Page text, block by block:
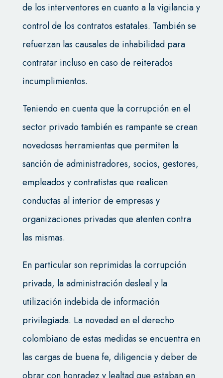
de los interventores en cuanto a la vigilancia y
control de los contratos estatales. También se
refuerzan las causales de inhabilidad para
contratar incluso en caso de reiterados
incumplimientos.
Teniendo en cuenta que la corrupción en el
sector privado también es rampante se crean
novedosas herramientas que permiten la
sanción de administradores, socios, gestores,
empleados y contratistas que realicen
conductas al interior de empresas y
organizaciones privadas que atenten contra
las mismas.
En particular son reprimidas la corrupción
privada, la administración desleal y la
utilización indebida de información
privilegiada. La novedad en el derecho
colombiano de estas medidas se encuentra en
las cargas de buena fe, diligencia y deber de